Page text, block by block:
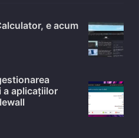
e acum
a aplicațiilor